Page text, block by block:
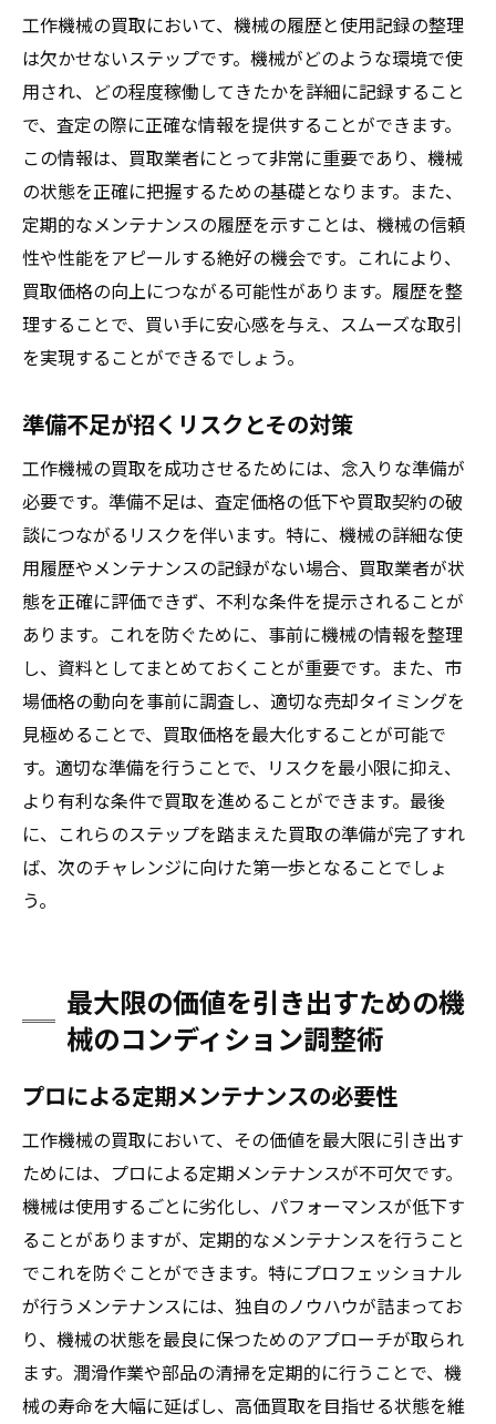
工作機械の買取において、機械の履歴と使用記録の整理
は欠かせないステップです。機械がどのような環境で使
用され、どの程度稼働してきたかを詳細に記録すること
で、査定の際に正確な情報を提供することができます。
この情報は、買取業者にとって非常に重要であり、機械
の状態を正確に把握するための基礎となります。また、
定期的なメンテナンスの履歴を示すことは、機械の信頼
性や性能をアピールする絶好の機会です。これにより、
買取価格の向上につながる可能性があります。履歴を整
理することで、買い手に安心感を与え、スムーズな取引
を実現することができるでしょう。
準備不足が招くリスクとその対策
工作機械の買取を成功させるためには、念入りな準備が
必要です。準備不足は、査定価格の低下や買取契約の破
談につながるリスクを伴います。特に、機械の詳細な使
用履歴やメンテナンスの記録がない場合、買取業者が状
態を正確に評価できず、不利な条件を提示されることが
あります。これを防ぐために、事前に機械の情報を整理
し、資料としてまとめておくことが重要です。また、市
場価格の動向を事前に調査し、適切な売却タイミングを
見極めることで、買取価格を最大化することが可能で
す。適切な準備を行うことで、リスクを最小限に抑え、
より有利な条件で買取を進めることができます。最後
に、これらのステップを踏まえた買取の準備が完了すれ
ば、次のチャレンジに向けた第一歩となることでしょ
う。
最大限の価値を引き出すための機
械のコンディション調整術
プロによる定期メンテナンスの必要性
工作機械の買取において、その価値を最大限に引き出す
ためには、プロによる定期メンテナンスが不可欠です。
機械は使用するごとに劣化し、パフォーマンスが低下す
ることがありますが、定期的なメンテナンスを行うこと
でこれを防ぐことができます。特にプロフェッショナル
が行うメンテナンスには、独自のノウハウが詰まってお
り、機械の状態を最良に保つためのアプローチが取られ
ます。潤滑作業や部品の清掃を定期的に行うことで、機
械の寿命を大幅に延ばし、高価買取を目指せる状態を維